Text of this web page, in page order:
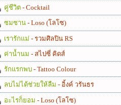
คู่ชีวิต - Cocktail
ซมซาน - Loso (โลโซ)
เรารักแม่ - รวมศิลปิน RS
ค่าน้ำนม - สไปซี่ คิดส์
รักแรกพบ - Tattoo Colour
ลบไม่ได้ช่วยให้ลืม - อิ้งค์ วรันธร
อะไรก็ยอม - Loso (โลโซ)